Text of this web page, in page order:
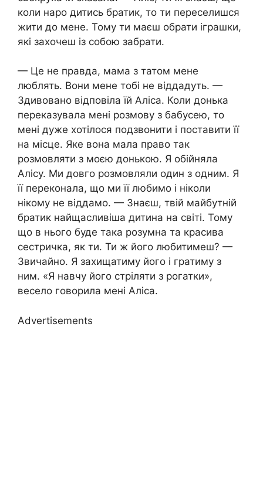
коли наро дитись братик, то ти переселишся
жити до мене. Тому ти маєш обрати іграшки,
які захочеш із собою забрати.
— Це не правда, мама з татом мене
люблять. Вони мене тобі не віддадуть. —
Здивовано відповіла їй Аліса. Коли донька
переказувала мені розмову з бабусею, то
мені дуже хотілося подзвонити і поставити її
на місце. Яке вона мала право так
розмовляти з моєю донькою. Я обійняла
Алісу. Ми довго розмовляли один з одним. Я
її переконала, що ми її любимо і ніколи
нікому не віддамо. — Знаєш, твій майбутній
братик найщасливіша дитина на світі. Тому
що в нього буде така розумна та красива
сестричка, як ти. Ти ж його любитимеш? —
Звичайно. Я захищатиму його і гратиму з
ним. «Я навчу його стріляти з рогатки»,
весело говорила мені Аліса.
Advertisements